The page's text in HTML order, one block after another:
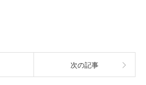
次の記事